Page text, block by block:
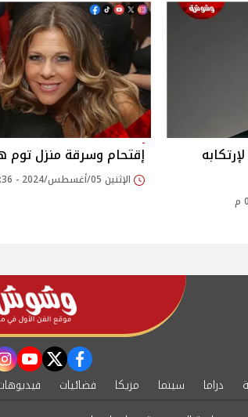
إقتحام وسرقة منزل
الإثنين 05/أغسطس/2024 - 06:36 م
facebook
twitter
دراما سينما مزيكا فضائيات